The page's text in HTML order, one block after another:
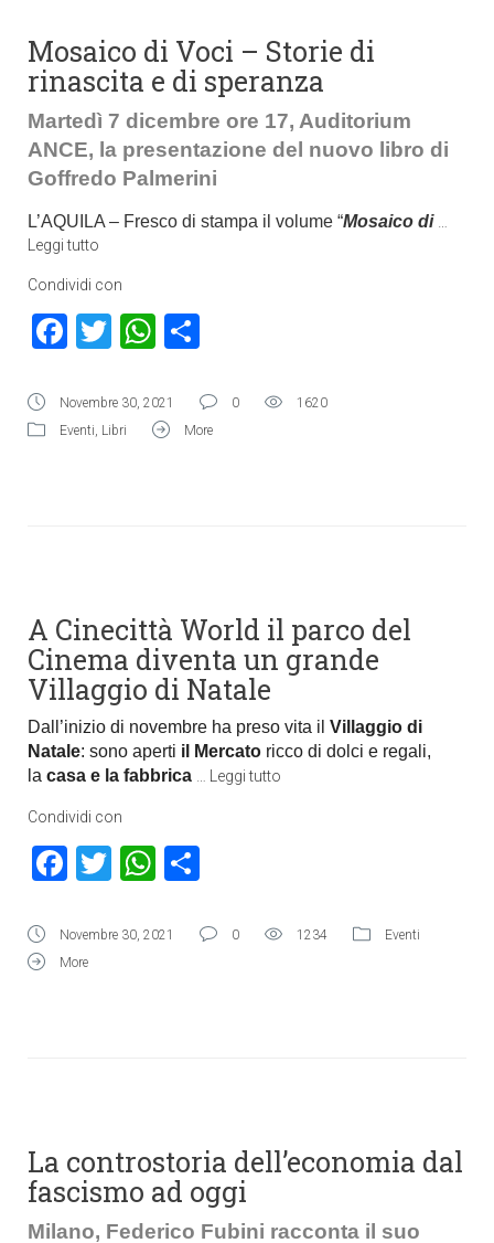
Mosaico di Voci – Storie di
rinascita e di speranza
Martedì 7 dicembre ore 17, Auditorium
ANCE, la presentazione del nuovo libro di
Goffredo Palmerini
L’AQUILA – Fresco di stampa il volume “Mosaico di
Leggi tutto
Condividi con
Facebook
TwitterWhatsApp
Novembre 30, 2021 0
1620
Eventi, Libri More
A Cinecittà World il parco del
Cinema diventa un grande
Villaggio di Natale
Dall’inizio di novembre ha preso vita il Villaggio di
Natale: sono aperti il Mercato ricco di dolci e regali,
la casa e la fabbrica Leggi tutto
Condividi con
Facebook
TwitterWhatsApp
Novembre 30, 2021 0 1234
Eventi
More
La controstoria dell’economia dal
fascismo ad oggi
Milano, Federico Fubini racconta il suo